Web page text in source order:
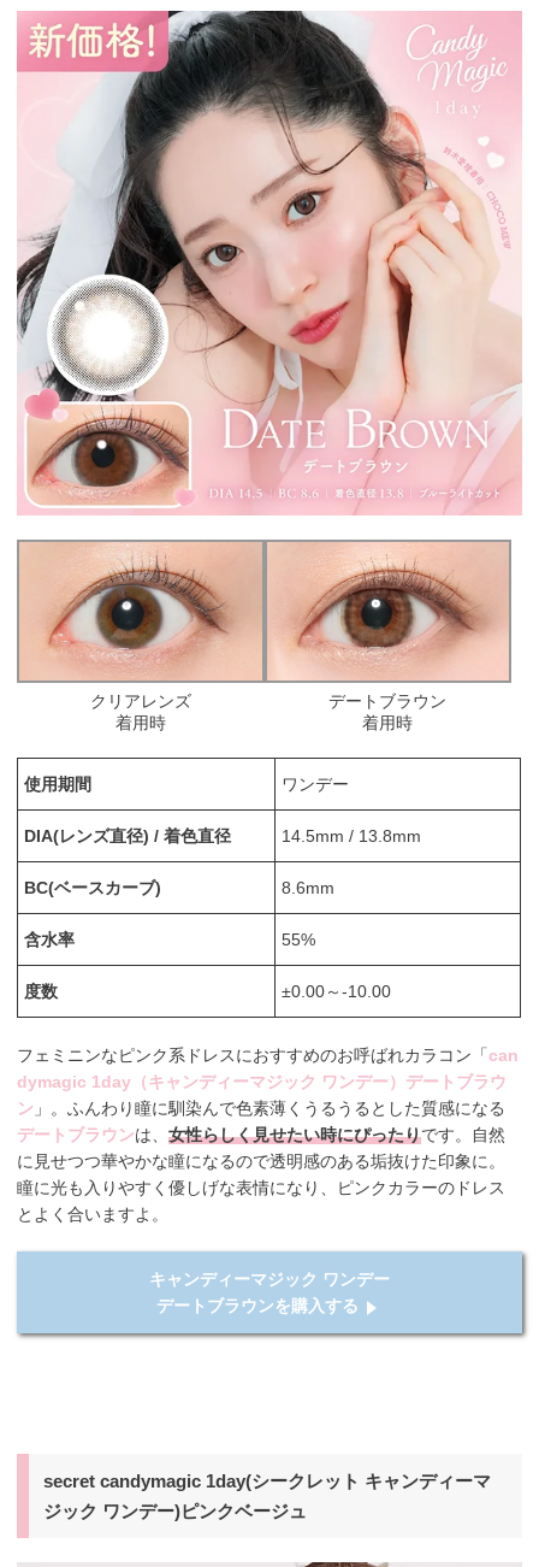
クリアレンズ
着用時
デートブラウン
着用時
使用期間 ワンデー
DIA(レンズ直径) / 着色直径 14.5mm / 13.8mm
BC(ベースカーブ) 8.6mm
含水率 55%
度数 ±0.00～-10.00
フェミニンなピンク系ドレスにおすすめのお呼ばれカラコン「can
dymagic 1day（キャンディーマジック ワンデー）デートブラウ
ン 」。ふんわり瞳に馴染んで色素薄くうるうるとした質感になる
デートブラウンは、女性らしく見せたい時にぴったりです。自然
に見せつつ華やかな瞳になるので透明感のある垢抜けた印象に。
瞳に光も入りやすく優しげな表情になり、ピンクカラーのドレス
とよく合いますよ。
キャンディーマジック ワンデー
デートブラウンを購入する
secret candymagic 1day(シークレット キャンディーマ
ジック ワンデー)ピンクベージュ